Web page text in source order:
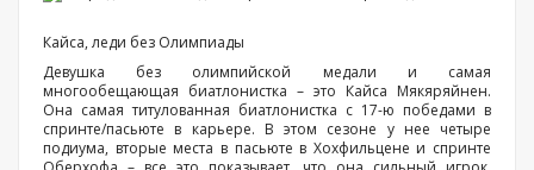
Кайса, леди без Олимпиады
Девушка без олимпийской медали и самая
многообещающая биатлонистка – это Кайса Мякяряйнен.
Она самая титулованная биатлонистка с 17-ю победами в
спринте/пасьюте в карьере. В этом сезоне у нее четыре
подиума, вторые места в пасьюте в Хохфильцене и спринте